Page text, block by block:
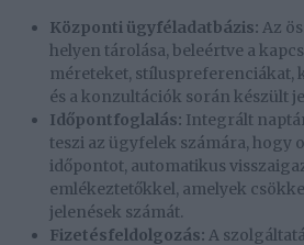
Központi ügyféladatbázis: Az
helyen tárolása, beleértve a
méreteket, stíluspreferenciákat,
és a konzultációk során készült
Időpontfoglalás: Integrált
teszi az ügyfelek számára, hogy
időpontot, automatikus
emlékeztetőkkel, amelyek
jelenések számát.
Fizetésfeldolgozás: A